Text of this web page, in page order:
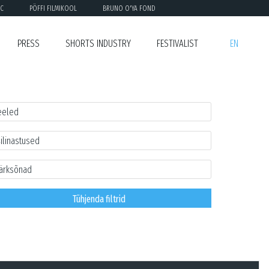
PÖFFI FILMIKOOL BRUNO O'YA FOND
PRESS SHORTS INDUSTRY FESTIVALIST EN
Tühjenda filtrid